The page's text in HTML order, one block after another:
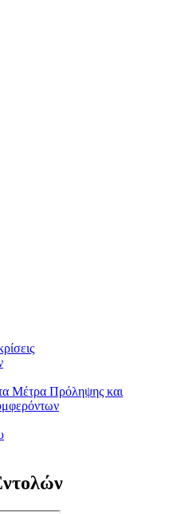
Μέτρα Πρόληψης και